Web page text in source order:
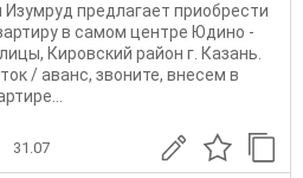
предлагает приобрести
в самом центре Юдино -
Кировский район г. Казань.
/ аванс, звоните, внесем в
31.07